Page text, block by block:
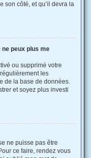
son côté, et qu’il devra la
peux plus me
ou supprimé votre
les
de la base de données.
et soyez plus investi
ne puisse pas être
ce faire, rendez vous